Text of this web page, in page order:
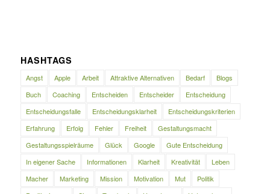
HASHTAGS
Angst Apple Arbeit Attraktive Alternativen Bedarf
Blogs
Buch
Coaching Entscheiden Entscheider
Entscheidung
Entscheidungsfalle
Entscheidungsklarheit
Entscheidungskriterien
Erfahrung
Erfolg Fehler Freiheit
Gestaltungsmacht
Gestaltungsspielräume
Glück Google
Gute Entscheidung
In eigener Sache
Informationen Klarheit Kreativität
Leben
Macher
Marketing Mission Motivation Mut
Politik